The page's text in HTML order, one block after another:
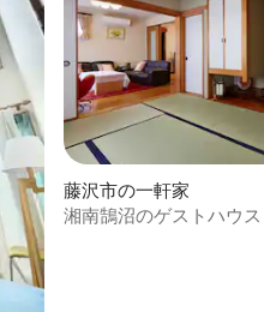
藤沢市の一軒家